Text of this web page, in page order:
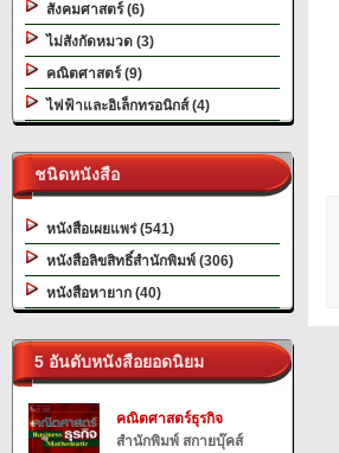
สังคมศาสตร์ (6)
ไม่สังกัดหมวด (3)
คณิตศาสตร์ (9)
ไฟฟ้าและอิเล็กทรอนิกส์ (4)
ชนิดหนังสือ
หนังสือเผยแพร่ (541)
หนังสือลิขสิทธิ์สำนักพิมพ์ (306)
หนังสือหายาก (40)
5 อันดับหนังสือยอดนิยม
คณิตศาสตร์ธุรกิจ
สำนักพิมพ์ สกายบุ๊คส์